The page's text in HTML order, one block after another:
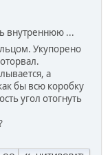
внутреннюю ...
Укупорено
а
бы всю коробку
угол отогнуть